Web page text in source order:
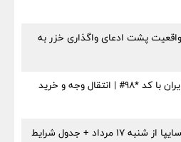
پشت ادعای واگذاری خزر به
نحوه فعال‌سازی کیف پول ایران با کد *98# | انتقال وجه و خرید